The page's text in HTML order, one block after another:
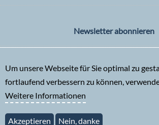
Newsletter abonnieren
Um unsere Webseite für Sie optimal zu
fortlaufend verbessern zu können,
Weitere Informationen
Akzeptieren Nein, danke